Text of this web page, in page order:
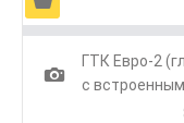
1
ГТК Евро-2
с